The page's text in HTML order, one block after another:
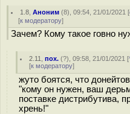
1.8 ,Аноним (8), 09:54, 21/01/2021 [
[к модератору]
Зачем? Кому такое говно
2.11 ,пох. (?), 09:58, 21/01/2021 [
[к модератору]
жуто боятся, что
"кому он нужен, ваш
поставке дистрибутива,
хрень!"